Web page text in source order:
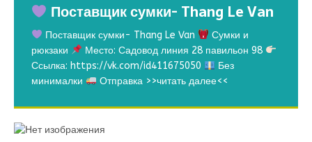
Поставщик сумки- Thang Le Van
Поставщик сумки- Thang Le Van
Сумки и
рюкзаки
Место: Садовод линия 28 павильон 98
Ссылка: https://vk.com/id411675050
Без
минималки
Отправка >>читать далее<<